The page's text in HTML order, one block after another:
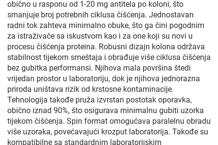
obično u rasponu od 1-20 mg antitela po koloni, što
smanjuje broj potrebnih ciklusa čišćenja. Jednostavan
radni tok zahteva minimalno obuke, što ga čini pogodnim
za istraživače sa iskustvom kao i za one koji su novi u
procesu čišćenja proteina. Robusni dizajn kolona održava
stabilnost tijekom smeštaja i obrađuje više ciklusa čišćenja
bez gubitka performansi. Njihova mala površina štedi
vrijedan prostor u laboratoriju, dok je njihova jednorazna
priroda uništava rizik od krstosne kontaminacije.
Tehnologija takođe pruža izvrstan postotak oporavka,
obično iznad 90%, što osigurava minimalnu gubiti uzorka
tijekom čišćenja. Spin format omogućava paralelnu obradu
više uzoraka, povećavajući krozput laboratorija. Takođe su
kompatibilne sa standardnim laboratorijskim